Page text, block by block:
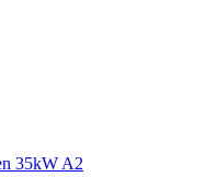
35kW A2